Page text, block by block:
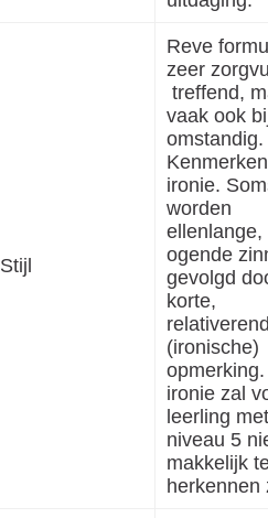
Stijl
Reve
zeer
treffend,
vaak ook
omstandig.
ironie.
worden
ellenlange,
ogende
gevolgd
korte,
(ironische)
ironie zal
leerling met
niveau 5
makkelijk
herkennen